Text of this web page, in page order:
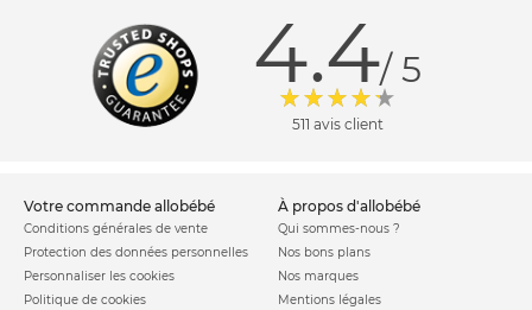
4.4/ 5
511 avis client
votre commande allobébé
Conditions générales de vente
Protection des données personnelles
Personnaliser les cookies
Politique de cookies
à propos d'allobébé
Qui sommes-nous ?
Nos bons plans
Nos marques
Mentions légales